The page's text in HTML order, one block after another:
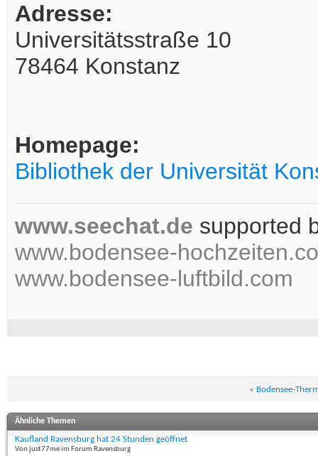
Adresse:
Universitätsstraße 10
78464 Konstanz
Homepage:
Bibliothek der Universität
www.seechat.de supported
www.bodensee-
www.bodensee-luftbild.com
« Bodensee-
Ähnliche Themen
Kaufland Ravensburg hat 24 Stunden geöffnet
Von just77me im Forum Ravensburg